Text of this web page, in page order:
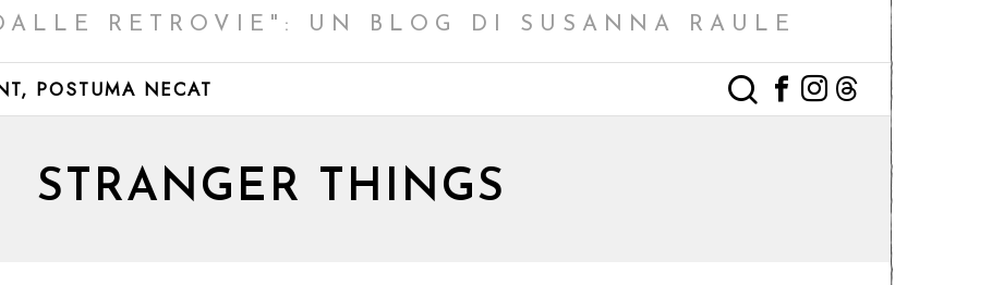
RETROVIE": UN BLOG DI SUSANNA RAULE
POSTUMA NECAT
STRANGER THINGS